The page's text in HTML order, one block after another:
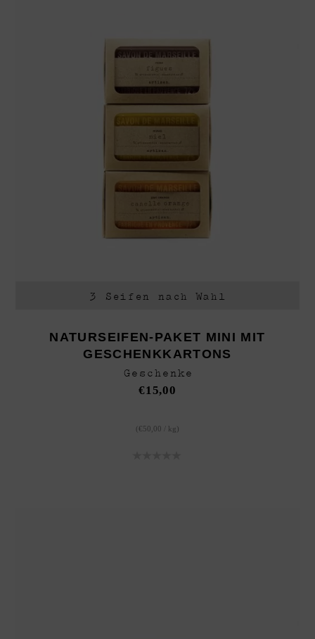
3 Seifen nach Wahl
NATURSEIFEN-PAKET MINI MIT
GESCHENKKARTONS
Geschenke
€15,00
( €50,00 kg )